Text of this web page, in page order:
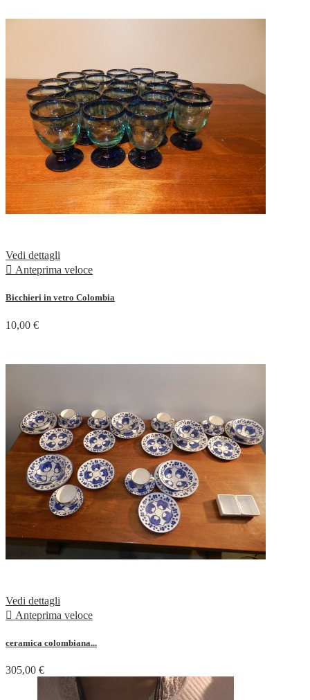
Vedi dettagli
 Anteprima veloce
Bicchieri in vetro Colombia
10,00 €
Vedi dettagli
 Anteprima veloce
ceramica colombiana...
305,00 €